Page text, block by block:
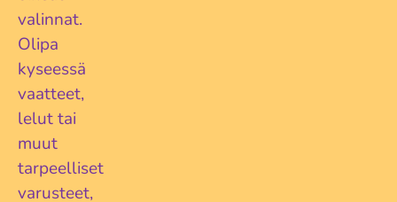
valinnat.
Olipa
kyseessä
vaatteet,
lelut tai
muut
tarpeelliset
varusteet,